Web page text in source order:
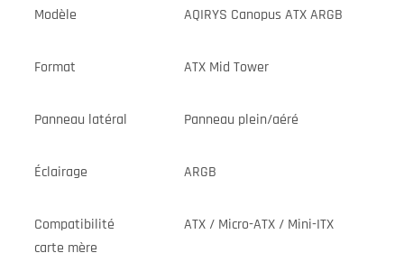
Modèle AQIRYS Canopus ATX ARGB
Format ATX Mid Tower
Panneau latéral Panneau plein/aéré
Éclairage ARGB
Compatibilité
carte mère
ATX / Micro-ATX / Mini-ITX